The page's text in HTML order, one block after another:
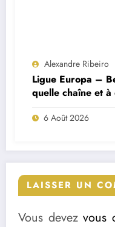
Alexandre Ribeiro
Ligue Europa –
quelle chaîne et
match ?
6 Août 2026
LAISSER UN
Vous devezvous